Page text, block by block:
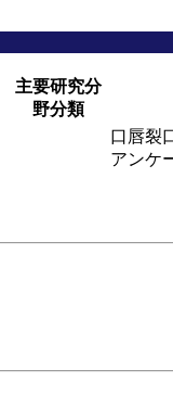
主要研究分
野分類
口唇裂
アンケ